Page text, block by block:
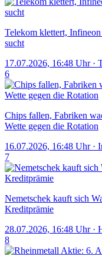
Telekom klettert,
sucht
17.07.2026, 16:48 Uhr ·
6
Chips fallen, Fabriken
Wette gegen die Rotation
16.07.2026, 16:48 Uhr ·
7
Nemetschek kauft sich
Kreditprämie
28.07.2026, 16:48 Uhr ·
8